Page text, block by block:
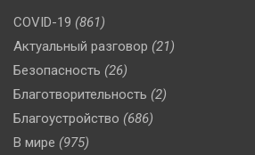
COVID-19 (861)
Актуальный разговор (21)
Безопасность (26)
Благотворительность (2)
Благоустройство (686)
В мире (975)